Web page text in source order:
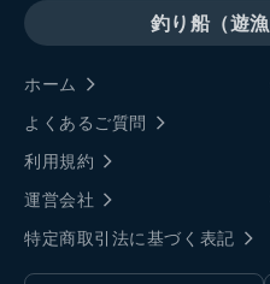
釣り船（遊
ホーム
よくあるご質問
利用規約
運営会社
特定商取引法に基づく表記